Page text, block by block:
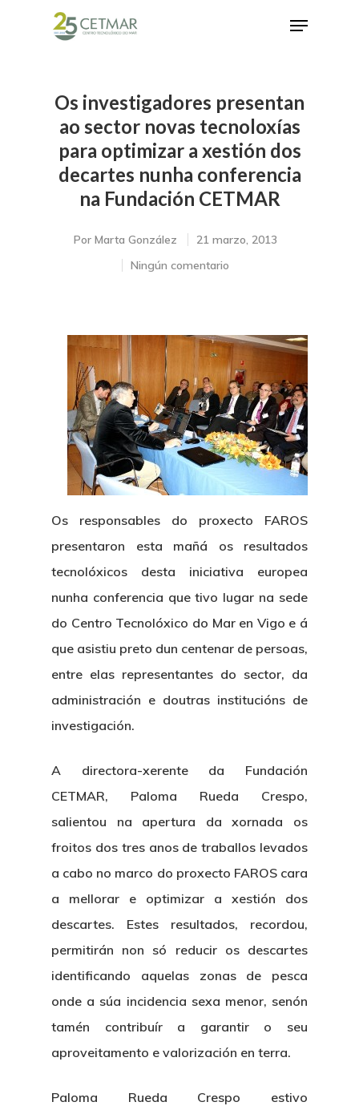
Hit enter to search or ESC to close
Os investigadores presentan
ao sector novas tecnoloxías
para optimizar a xestión dos
decartes nunha conferencia
na Fundación CETMAR
Por Marta González
21 marzo, 2013
Ningún comentario
Os responsables do proxecto FAROS
presentaron esta mañá os resultados
tecnolóxicos desta iniciativa europea
nunha conferencia que tivo lugar na sede
do Centro Tecnolóxico do Mar en Vigo e á
que asistiu preto dun centenar de persoas,
entre elas representantes do sector, da
administración e doutras institucións de
investigación.
A directora-xerente da Fundación
CETMAR, Paloma Rueda Crespo,
salientou na apertura da xornada os
froitos dos tres anos de traballos levados
a cabo no marco do proxecto FAROS cara
a mellorar e optimizar a xestión dos
descartes. Estes resultados, recordou,
permitirán non só reducir os descartes
identificando aquelas zonas de pesca
onde a súa incidencia sexa menor, senón
tamén contribuír a garantir o seu
aproveitamento e valorización en terra.
Paloma Rueda Crespo estivo